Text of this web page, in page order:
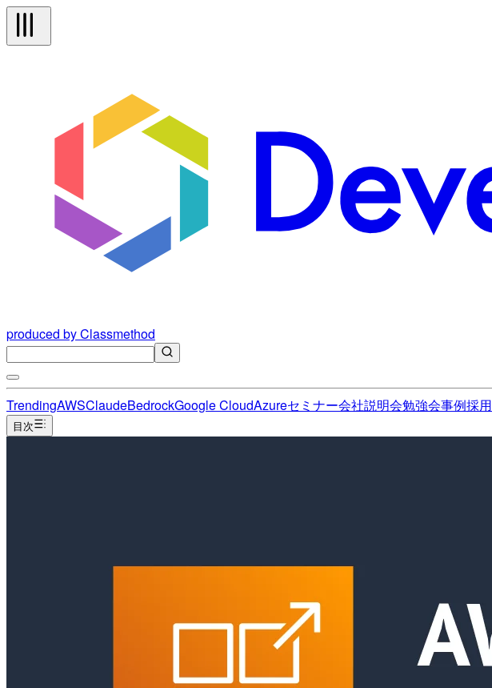
produced by Classmethod
TrendingAWSClaudeBedrockGoogle CloudAzureセミナー会社説明会勉強会事例採用
目次